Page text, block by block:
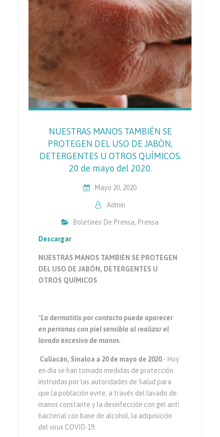
NUESTRAS MANOS TAMBIÉN SE
PROTEGEN DEL USO DE JABÓN,
DETERGENTES U OTROS QUÍMICOS.
20 de mayo del 2020.
Mayo 20, 2020
Admin
Boletines De Prensa, Prensa
Descargar
NUESTRAS MANOS TAMBIÉN SE PROTEGEN
DEL USO DE JABÓN, DETERGENTES U
OTROS QUÍMICOS
*La dermatitis por contacto puede aparecer
en personas con piel sensible al realizar el
lavado excesivo de manos.
Culiacán, Sinaloa a 20 de mayo de 2020.- Hoy
en día se han tomado medidas de protección
instruidas por las autoridades de Salud para
que la población evite, a través del lavado de
manos constante y la desinfección con gel anti
bacterial con base de alcohol, la adquisición
del virus COVID-19.